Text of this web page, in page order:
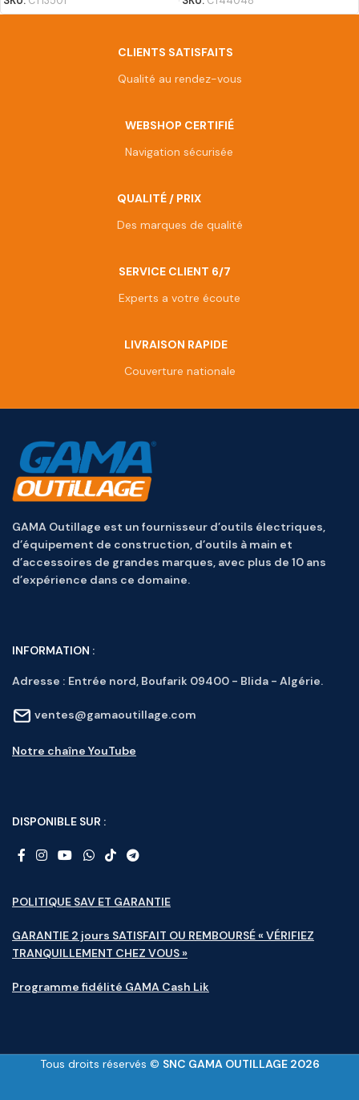
CLIENTS SATISFAITS
Qualité au rendez-vous
WEBSHOP CERTIFIÉ
Navigation sécurisée
QUALITÉ / PRIX
Des marques de qualité
SERVICE CLIENT 6/7
Experts a votre écoute
LIVRAISON RAPIDE
Couverture nationale
GAMA Outillage est un fournisseur d’outils électriques,
d’équipement de construction, d’outils à main et
d’accessoires de grandes marques, avec plus de 10 ans
d’expérience dans ce domaine.
INFORMATION :
Adresse : Entrée nord, Boufarik 09400 - Blida - Algérie.
ventes@gamaoutillage.com
Notre chaîne YouTube
DISPONIBLE SUR :
POLITIQUE SAV ET GARANTIE
GARANTIE 2 jours SATISFAIT OU REMBOURSÉ « VÉRIFIEZ
TRANQUILLEMENT CHEZ VOUS »
Programme fidélité GAMA Cash Lik
Tous droits réservés © SNC GAMA OUTILLAGE 2026